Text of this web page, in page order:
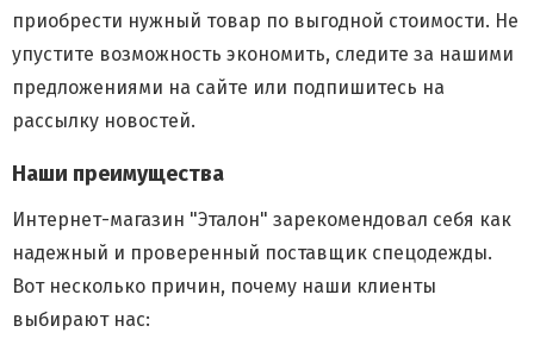
приобрести нужный товар по выгодной стоимости. Не
упустите возможность экономить, следите за нашими
предложениями на сайте или подпишитесь на
рассылку новостей.
Наши преимущества
Интернет-магазин "Эталон" зарекомендовал себя как
надежный и проверенный поставщик спецодежды.
Вот несколько причин, почему наши клиенты
выбирают нас: